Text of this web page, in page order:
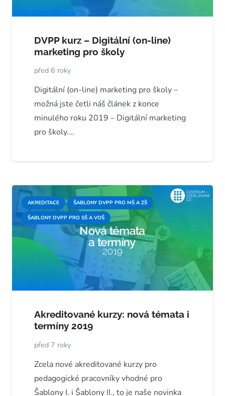
DVPP kurz – Digitální (on-line)
marketing pro školy
před 6 roky
Digitální (on-line) marketing pro školy –
možná jste četli náš článek z konce
minulého roku 2019 – Digitální marketing
pro školy.…
AKREDITACE ŠABLONY DVPP PRO MŠ A ZŠ
ŠABLONY DVPP PRO SŠ A VOŠ
Akreditované kurzy: nová témata i
termíny 2019
před 7 roky
Zcela nové akreditované kurzy pro
pedagogické pracovníky vhodné pro
Šablony I. i Šablony II., to je naše novinka